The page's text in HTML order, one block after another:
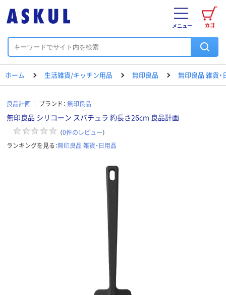
カゴ
メニュー
ホーム 生活雑貨/キッチン用品 無印良品 無印良品 雑貨・
良品計画 ブランド： 無印良品
無印良品 シリコーン スパチュラ 約長さ26cm 良品計画
（0件のレビュー）
ランキングを見る：無印良品 雑貨・日用品